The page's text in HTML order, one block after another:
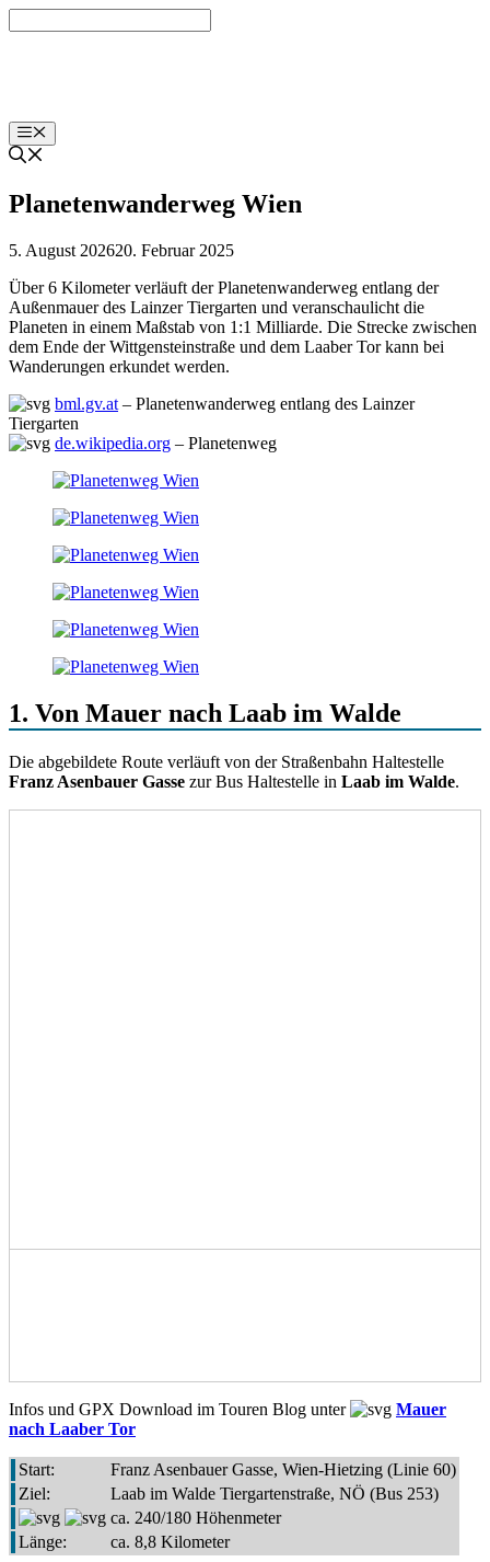
Inhalt
Menü
Planetenwanderweg Wien
5. August 202620. Februar 2025
Über 6 Kilometer verläuft der Planetenwanderweg entlang der
Außenmauer des Lainzer Tiergarten und veranschaulicht die
Planeten in einem Maßstab von 1:1 Milliarde. Die Strecke zwischen
dem Ende der Wittgensteinstraße und dem Laaber Tor kann bei
Wanderungen erkundet werden.
bml.gv.at – Planetenwanderweg entlang des Lainzer
Tiergarten
de.wikipedia.org – Planetenweg
1. Von Mauer nach Laab im Walde
Die abgebildete Route verläuft von der Straßenbahn Haltestelle
Franz Asenbauer Gasse zur Bus Haltestelle in Laab im Walde.
Infos und GPX Download im Touren Blog unter
Mauer
nach Laaber Tor
Start:
Franz Asenbauer Gasse, Wien-Hietzing (Linie 60)
Ziel:
Laab im Walde Tiergartenstraße, NÖ (Bus 253)
ca. 240/180 Höhenmeter
Länge:
ca. 8,8 Kilometer